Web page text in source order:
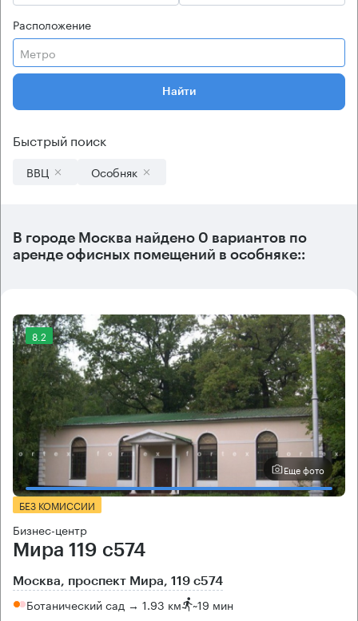
Расположение
Метро
Найти
Быстрый поиск
ВВЦ Особняк
В городе Москва найдено 0 вариантов по
аренде офисных помещений в особняке::
8.2
Еще фото
БЕЗ КОМИССИИ
Бизнес-центр
Мира 119 с574
Москва, проспект Мира, 119 с574
Ботанический сад → 1.93 км ~19 мин